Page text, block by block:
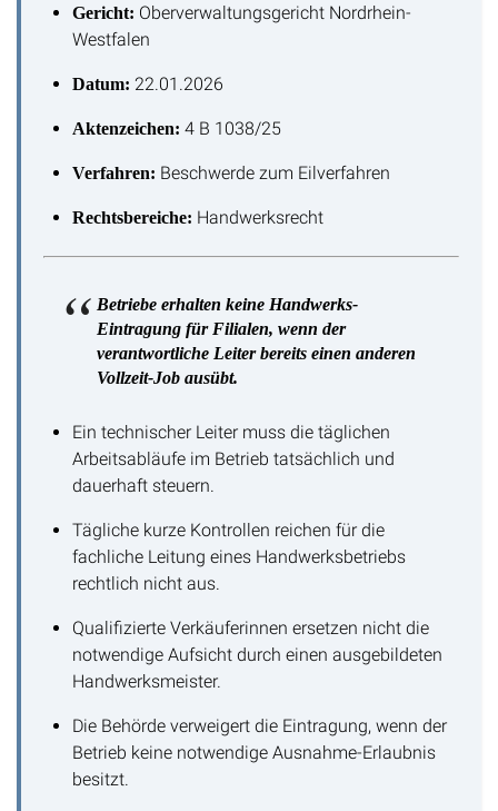
Gericht: Oberverwaltungsgericht Nordrhein-
Westfalen
Datum: 22.01.2026
Aktenzeichen: 4 B 1038/25
Verfahren: Beschwerde zum Eilverfahren
Rechtsbereiche: Handwerksrecht
Betriebe erhalten keine Handwerks-
Eintragung für Filialen, wenn der
verantwortliche Leiter bereits einen anderen
Vollzeit-Job ausübt.
Ein technischer Leiter muss die täglichen
Arbeitsabläufe im Betrieb tatsächlich und
dauerhaft steuern.
Tägliche kurze Kontrollen reichen für die
fachliche Leitung eines Handwerksbetriebs
rechtlich nicht aus.
Qualifizierte Verkäuferinnen ersetzen nicht die
notwendige Aufsicht durch einen ausgebildeten
Handwerksmeister.
Die Behörde verweigert die Eintragung, wenn der
Betrieb keine notwendige Ausnahme-Erlaubnis
besitzt.